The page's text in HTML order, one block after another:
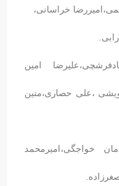
خراسانی،
امین
،علی حصاری،متین
خواجگی،امیرمحمد